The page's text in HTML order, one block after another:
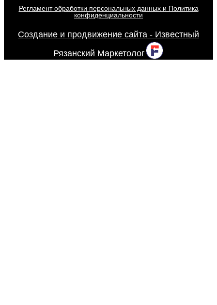
Регламент обработки персональных данных и Политика
конфиденциальности
Создание и продвижение сайта - Известный
Рязанский Маркетолог